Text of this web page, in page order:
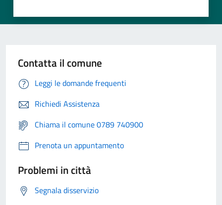
Contatta il comune
Leggi le domande frequenti
Richiedi Assistenza
Chiama il comune 0789 740900
Prenota un appuntamento
Problemi in città
Segnala disservizio